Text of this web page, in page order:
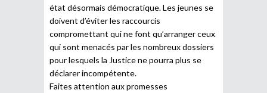
état désormais démocratique. Les jeunes se
doivent d’éviter les raccourcis
compromettant qui ne font qu’arranger ceux
qui sont menacés par les nombreux dossiers
pour lesquels la Justice ne pourra plus se
déclarer incompétente.
Faites attention aux promesses